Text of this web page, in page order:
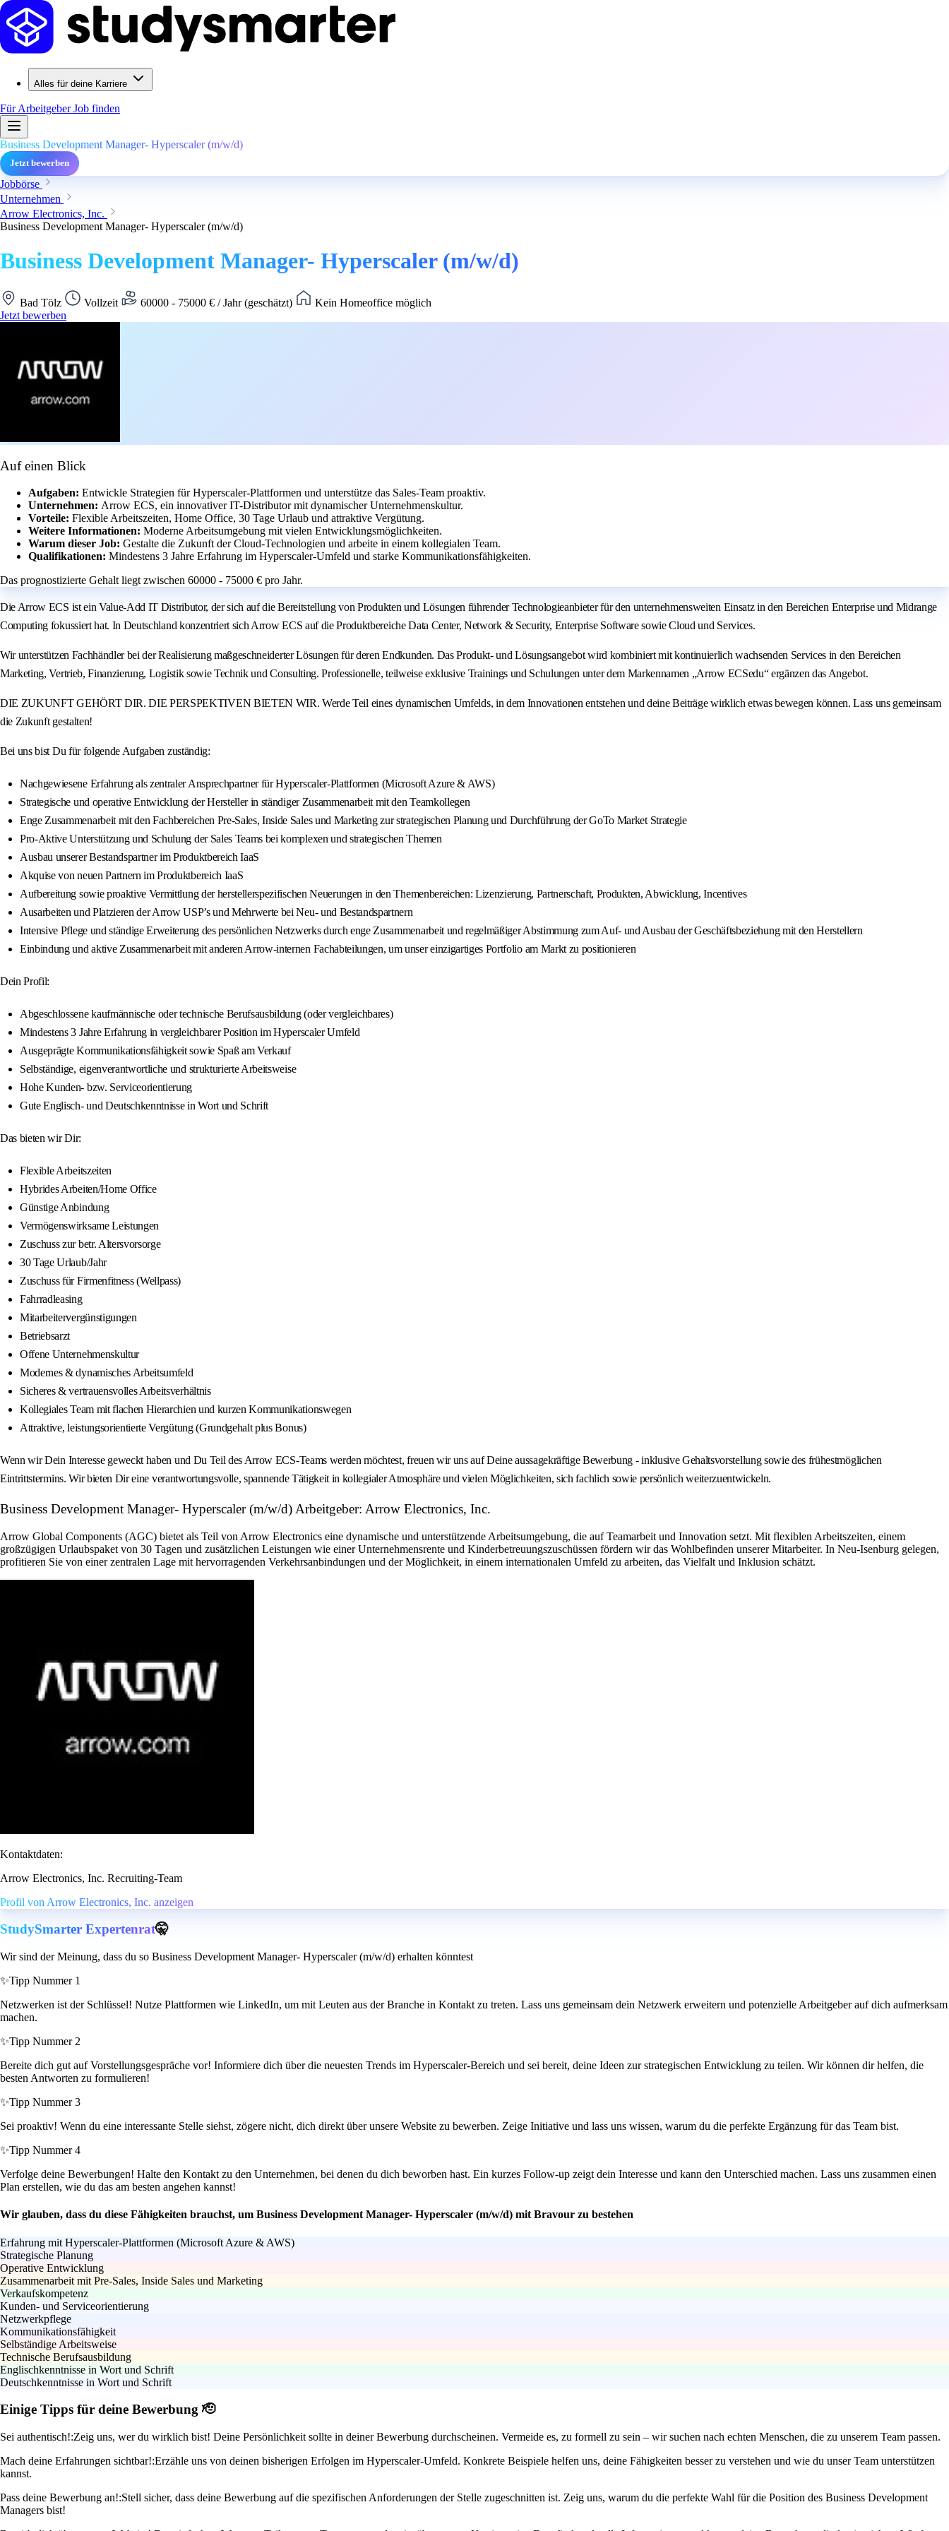
Alles für deine Karriere
Für ArbeitgeberJob finden
Business Development Manager- Hyperscaler (m/w/d)
Jetzt bewerben
Jobbörse
Unternehmen
Arrow Electronics, Inc.
Business Development Manager- Hyperscaler (m/w/d)
Business Development Manager- Hyperscaler (m/w/d)
Bad Tölz Vollzeit 60000 - 75000 € / Jahr (geschätzt)
Kein Homeoffice möglich
Jetzt bewerben
Auf einen Blick
Aufgaben: Entwickle Strategien für Hyperscaler-Plattformen und unterstütze das Sales-Team proaktiv.
Unternehmen: Arrow ECS, ein innovativer IT-Distributor mit dynamischer Unternehmenskultur.
Vorteile: Flexible Arbeitszeiten, Home Office, 30 Tage Urlaub und attraktive Vergütung.
Weitere Informationen: Moderne Arbeitsumgebung mit vielen Entwicklungsmöglichkeiten.
Warum dieser Job: Gestalte die Zukunft der Cloud-Technologien und arbeite in einem kollegialen Team.
Qualifikationen: Mindestens 3 Jahre Erfahrung im Hyperscaler-Umfeld und starke Kommunikationsfähigkeiten.
Das prognostizierte Gehalt liegt zwischen 60000 - 75000 € pro Jahr.
Die Arrow ECS ist ein Value-Add IT Distributor, der sich auf die Bereitstellung von Produkten und Lösungen führender Technologieanbieter für den unternehmensweiten Einsatz in den Bereichen Enterprise und Midrange
Computing fokussiert hat. In Deutschland konzentriert sich Arrow ECS auf die Produktbereiche Data Center, Network & Security, Enterprise Software sowie Cloud und Services.
Wir unterstützen Fachhändler bei der Realisierung maßgeschneiderter Lösungen für deren Endkunden. Das Produkt- und Lösungsangebot wird kombiniert mit kontinuierlich wachsenden Services in den Bereichen
Marketing, Vertrieb, Finanzierung, Logistik sowie Technik und Consulting. Professionelle, teilweise exklusive Trainings und Schulungen unter dem Markennamen „Arrow ECSedu“ ergänzen das Angebot.
DIE ZUKUNFT GEHÖRT DIR. DIE PERSPEKTIVEN BIETEN WIR. Werde Teil eines dynamischen Umfelds, in dem Innovationen entstehen und deine Beiträge wirklich etwas bewegen können. Lass uns gemeinsam
die Zukunft gestalten!
Bei uns bist Du für folgende Aufgaben zuständig:
Nachgewiesene Erfahrung als zentraler Ansprechpartner für Hyperscaler-Plattformen (Microsoft Azure & AWS)
Strategische und operative Entwicklung der Hersteller in ständiger Zusammenarbeit mit den Teamkollegen
Enge Zusammenarbeit mit den Fachbereichen Pre-Sales, Inside Sales und Marketing zur strategischen Planung und Durchführung der GoTo Market Strategie
Pro-Aktive Unterstützung und Schulung der Sales Teams bei komplexen und strategischen Themen
Ausbau unserer Bestandspartner im Produktbereich IaaS
Akquise von neuen Partnern im Produktbereich IaaS
Aufbereitung sowie proaktive Vermittlung der herstellerspezifischen Neuerungen in den Themenbereichen: Lizenzierung, Partnerschaft, Produkten, Abwicklung, Incentives
Ausarbeiten und Platzieren der Arrow USP’s und Mehrwerte bei Neu- und Bestandspartnern
Intensive Pflege und ständige Erweiterung des persönlichen Netzwerks durch enge Zusammenarbeit und regelmäßiger Abstimmung zum Auf- und Ausbau der Geschäftsbeziehung mit den Herstellern
Einbindung und aktive Zusammenarbeit mit anderen Arrow-internen Fachabteilungen, um unser einzigartiges Portfolio am Markt zu positionieren
Dein Profil:
Abgeschlossene kaufmännische oder technische Berufsausbildung (oder vergleichbares)
Mindestens 3 Jahre Erfahrung in vergleichbarer Position im Hyperscaler Umfeld
Ausgeprägte Kommunikationsfähigkeit sowie Spaß am Verkauf
Selbständige, eigenverantwortliche und strukturierte Arbeitsweise
Hohe Kunden- bzw. Serviceorientierung
Gute Englisch- und Deutschkenntnisse in Wort und Schrift
Das bieten wir Dir:
Flexible Arbeitszeiten
Hybrides Arbeiten/Home Office
Günstige Anbindung
Vermögenswirksame Leistungen
Zuschuss zur betr. Altersvorsorge
30 Tage Urlaub/Jahr
Zuschuss für Firmenfitness (Wellpass)
Fahrradleasing
Mitarbeitervergünstigungen
Betriebsarzt
Offene Unternehmenskultur
Modernes & dynamisches Arbeitsumfeld
Sicheres & vertrauensvolles Arbeitsverhältnis
Kollegiales Team mit flachen Hierarchien und kurzen Kommunikationswegen
Attraktive, leistungsorientierte Vergütung (Grundgehalt plus Bonus)
Wenn wir Dein Interesse geweckt haben und Du Teil des Arrow ECS-Teams werden möchtest, freuen wir uns auf Deine aussagekräftige Bewerbung - inklusive Gehaltsvorstellung sowie des frühestmöglichen
Eintrittstermins. Wir bieten Dir eine verantwortungsvolle, spannende Tätigkeit in kollegialer Atmosphäre und vielen Möglichkeiten, sich fachlich sowie persönlich weiterzuentwickeln.
Business Development Manager- Hyperscaler (m/w/d) Arbeitgeber: Arrow Electronics, Inc.
Arrow Global Components (AGC) bietet als Teil von Arrow Electronics eine dynamische und unterstützende Arbeitsumgebung, die auf Teamarbeit und Innovation setzt. Mit flexiblen Arbeitszeiten, einem
großzügigen Urlaubspaket von 30 Tagen und zusätzlichen Leistungen wie einer Unternehmensrente und Kinderbetreuungszuschüssen fördern wir das Wohlbefinden unserer Mitarbeiter. In Neu-Isenburg gelegen,
profitieren Sie von einer zentralen Lage mit hervorragenden Verkehrsanbindungen und der Möglichkeit, in einem internationalen Umfeld zu arbeiten, das Vielfalt und Inklusion schätzt.
Kontaktdaten:
Arrow Electronics, Inc. Recruiting-Team
Profil von Arrow Electronics, Inc. anzeigen
StudySmarter Expertenrat🤫
Wir sind der Meinung, dass du so Business Development Manager- Hyperscaler (m/w/d) erhalten könntest
✨Tipp Nummer 1
Netzwerken ist der Schlüssel! Nutze Plattformen wie LinkedIn, um mit Leuten aus der Branche in Kontakt zu treten. Lass uns gemeinsam dein Netzwerk erweitern und potenzielle Arbeitgeber auf dich aufmerksam
machen.
✨Tipp Nummer 2
Bereite dich gut auf Vorstellungsgespräche vor! Informiere dich über die neuesten Trends im Hyperscaler-Bereich und sei bereit, deine Ideen zur strategischen Entwicklung zu teilen. Wir können dir helfen, die
besten Antworten zu formulieren!
✨Tipp Nummer 3
Sei proaktiv! Wenn du eine interessante Stelle siehst, zögere nicht, dich direkt über unsere Website zu bewerben. Zeige Initiative und lass uns wissen, warum du die perfekte Ergänzung für das Team bist.
✨Tipp Nummer 4
Verfolge deine Bewerbungen! Halte den Kontakt zu den Unternehmen, bei denen du dich beworben hast. Ein kurzes Follow-up zeigt dein Interesse und kann den Unterschied machen. Lass uns zusammen einen
Plan erstellen, wie du das am besten angehen kannst!
Wir glauben, dass du diese Fähigkeiten brauchst, um Business Development Manager- Hyperscaler (m/w/d) mit Bravour zu bestehen
Erfahrung mit Hyperscaler-Plattformen (Microsoft Azure & AWS)
Strategische Planung
Operative Entwicklung
Zusammenarbeit mit Pre-Sales, Inside Sales und Marketing
Verkaufskompetenz
Kunden- und Serviceorientierung
Netzwerkpflege
Kommunikationsfähigkeit
Selbständige Arbeitsweise
Technische Berufsausbildung
Englischkenntnisse in Wort und Schrift
Deutschkenntnisse in Wort und Schrift
Einige Tipps für deine Bewerbung 🫡
Sei authentisch!:Zeig uns, wer du wirklich bist! Deine Persönlichkeit sollte in deiner Bewerbung durchscheinen. Vermeide es, zu formell zu sein – wir suchen nach echten Menschen, die zu unserem Team passen.
Mach deine Erfahrungen sichtbar!:Erzähle uns von deinen bisherigen Erfolgen im Hyperscaler-Umfeld. Konkrete Beispiele helfen uns, deine Fähigkeiten besser zu verstehen und wie du unser Team unterstützen
kannst.
Pass deine Bewerbung an!:Stell sicher, dass deine Bewerbung auf die spezifischen Anforderungen der Stelle zugeschnitten ist. Zeig uns, warum du die perfekte Wahl für die Position des Business Development
Managers bist!